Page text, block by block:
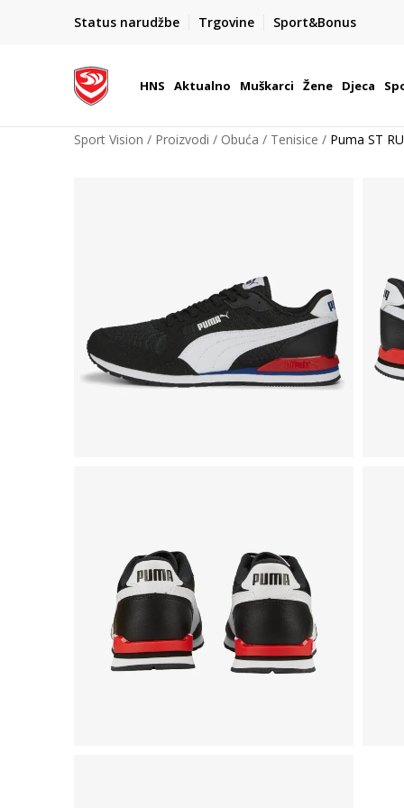
Status narudžbe Trgovine Sport&Bonus
BOX NOW
Dostava 1,50 €
| Više od 800 paketomata u
HNS Aktualno Muškarci Žene Djeca
Sport Vision Proizvodi Obuća Tenisice Puma ST